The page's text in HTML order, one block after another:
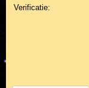
Verificatie: